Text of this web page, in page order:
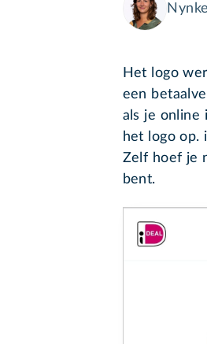
Het logo
een
als je online
het logo op.
Zelf hoef je
bent.